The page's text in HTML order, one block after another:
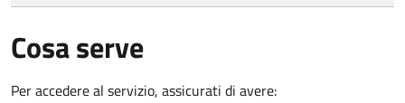
Cosa serve
Per accedere al servizio, assicurati di avere: